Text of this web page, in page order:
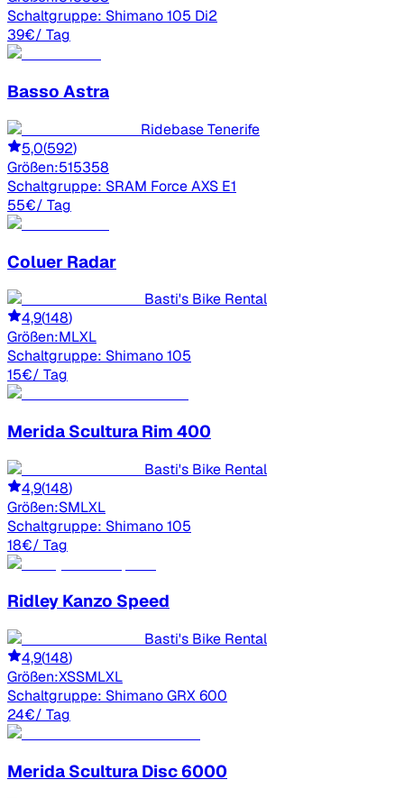
Schaltgruppe: Shimano 105 Di2
39€/ Tag
Basso Astra
Ridebase Tenerife
5,0(592)
Größen:515358
Schaltgruppe: SRAM Force AXS E1
55€/ Tag
Coluer Radar
Basti's Bike Rental
4,9(148)
Größen:MLXL
Schaltgruppe: Shimano 105
15€/ Tag
Merida Scultura Rim 400
Basti's Bike Rental
4,9(148)
Größen:SMLXL
Schaltgruppe: Shimano 105
18€/ Tag
Ridley Kanzo Speed
Basti's Bike Rental
4,9(148)
Größen:XSSMLXL
Schaltgruppe: Shimano GRX 600
24€/ Tag
Merida Scultura Disc 6000